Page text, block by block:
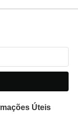
Úteis